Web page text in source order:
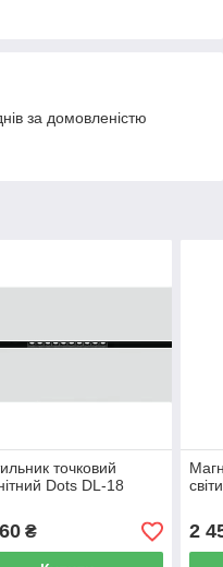
за домовленістю
точковий
Dots DL-18
₴ 2